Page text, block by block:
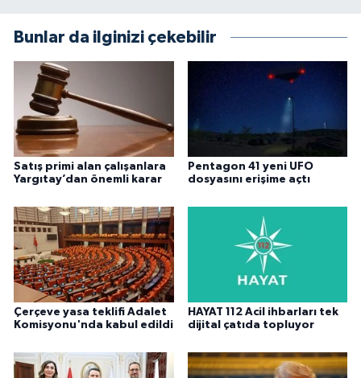
Bunlar da ilginizi çekebilir
Satış primi alan çalışanlara
Yargıtay’dan önemli karar
Pentagon 41 yeni UFO
dosyasını erişime açtı
Çerçeve yasa teklifi Adalet
Komisyonu'nda kabul edildi
HAYAT 112 Acil ihbarları tek
dijital çatıda topluyor